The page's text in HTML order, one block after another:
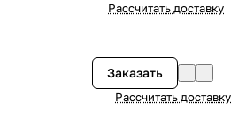
Рассчитать доставку
Заказать
Рассчитать доставку